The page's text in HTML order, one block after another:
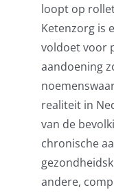
loopt op
Ketenzorg is
voldoet voor
aandoening
realiteit in
van de
chronische
andere,